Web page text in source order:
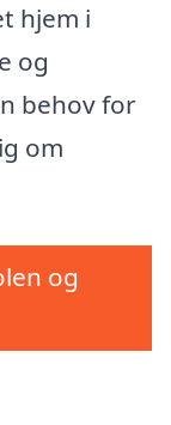
hjem i
og
behov for
om
og